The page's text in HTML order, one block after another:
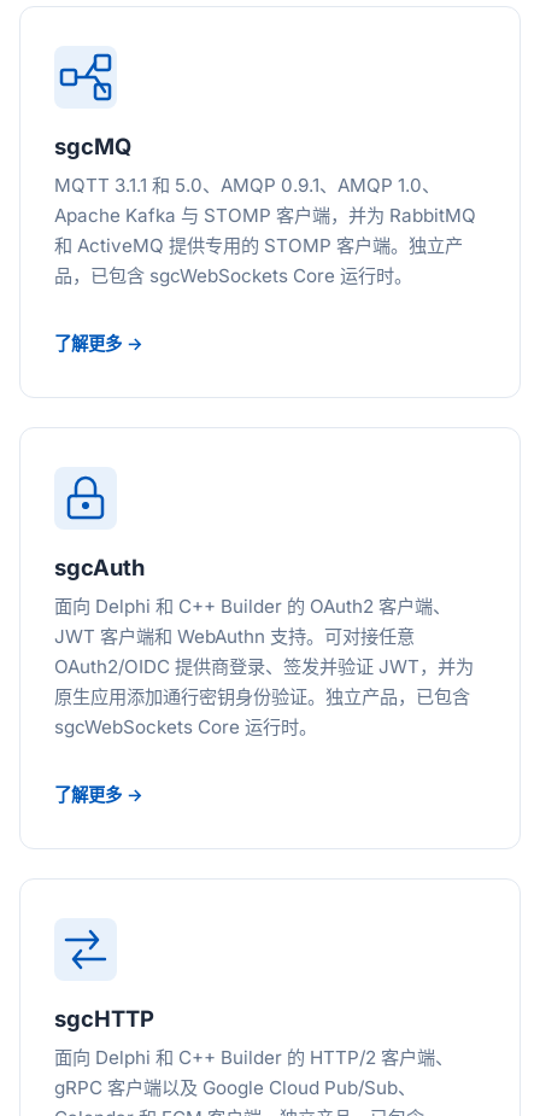
sgcMQ
MQTT 3.1.1 和 5.0、AMQP 0.9.1、AMQP 1.0、
Apache Kafka 与 STOMP 客户端，并为 RabbitMQ
和 ActiveMQ 提供专用的 STOMP 客户端。独立产
品，已包含 sgcWebSockets Core 运行时。
了解更多 →
sgcAuth
面向 Delphi 和 C++ Builder 的 OAuth2 客户端、
JWT 客户端和 WebAuthn 支持。可对接任意
OAuth2/OIDC 提供商登录、签发并验证 JWT，并为
原生应用添加通行密钥身份验证。独立产品，已包含
sgcWebSockets Core 运行时。
了解更多 →
sgcHTTP
面向 Delphi 和 C++ Builder 的 HTTP/2 客户端、
gRPC 客户端以及 Google Cloud Pub/Sub、